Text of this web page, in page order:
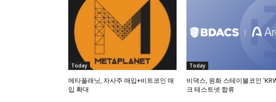
Today
메타플래닛, 자사주 매입+비트코인 매
입 확대
Today
비댁스, 원화 스테이블코인
크 테스트넷 합류